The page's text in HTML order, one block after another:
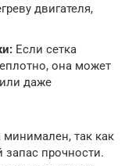
двигателя,
Если сетка
она может
даже
минимален, так как
прочности.